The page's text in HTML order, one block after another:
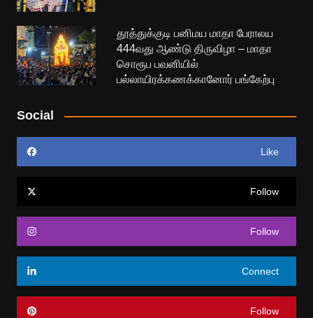
தூத்துக்குடி பனிமய மாதா பேராலய
444வது ஆண்டு திருவிழா – மாதா
சொரூப பவனியில்
பல்லாயிரக்கணக்கானோர் பங்கேற்பு
Social
Like
Follow
Follow
Connect
Follow